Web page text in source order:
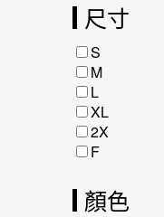
尺寸
S
M
L
XL
2X
F
顏色